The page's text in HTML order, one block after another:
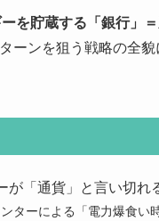
を貯蔵する「銀行」
ーンを狙う戦略の全貌
が「通貨」と言い切れ
ターによる「電力爆食い時